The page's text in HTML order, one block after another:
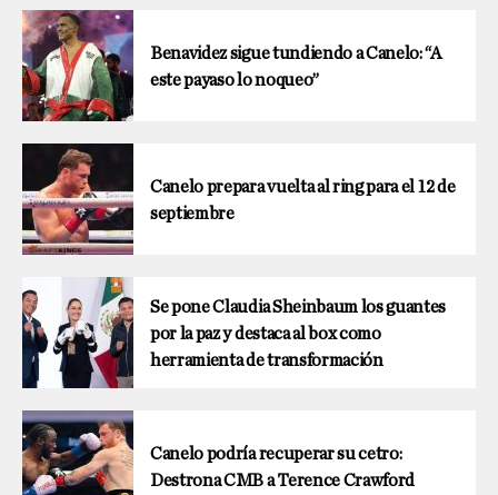
Benavidez sigue tundiendo a Canelo: “A
este payaso lo noqueo”
Canelo prepara vuelta al ring para el 12 de
septiembre
Se pone Claudia Sheinbaum los guantes
por la paz y destaca al box como
herramienta de transformación
Canelo podría recuperar su cetro:
Destrona CMB a Terence Crawford